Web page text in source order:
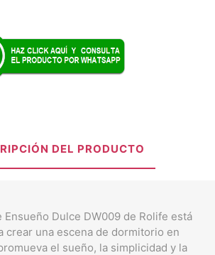
DEL PRODUCTO
Ensueño Dulce DW009 de Rolife está
crear una escena de dormitorio en
el sueño, la simplicidad y la